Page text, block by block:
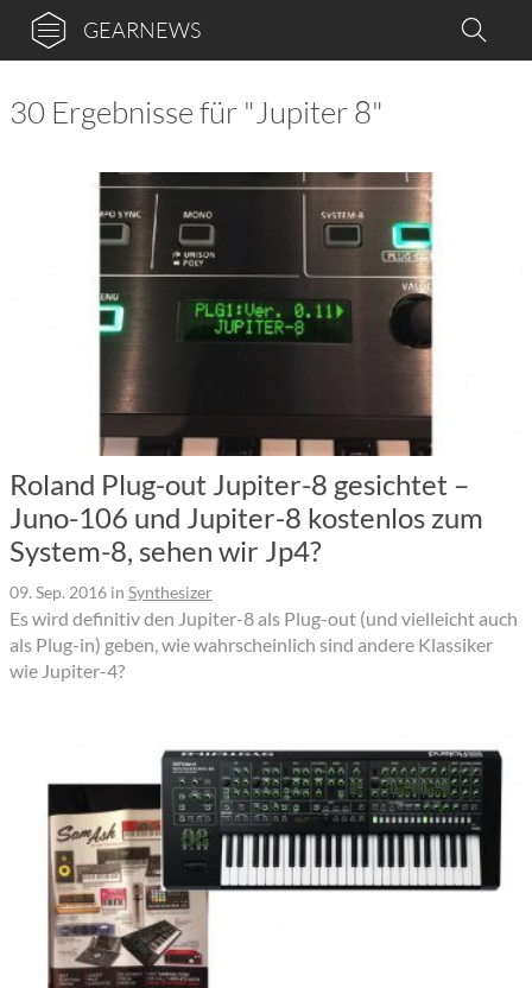
GEARNEWS
30 Ergebnisse für "Jupiter 8"
Roland Plug-out Jupiter-8 gesichtet –
Juno-106 und Jupiter-8 kostenlos zum
System-8, sehen wir Jp4?
09. Sep. 2016 in Synthesizer
Es wird definitiv den Jupiter-8 als Plug-out (und vielleicht auch
als Plug-in) geben, wie wahrscheinlich sind andere Klassiker
wie Jupiter-4?